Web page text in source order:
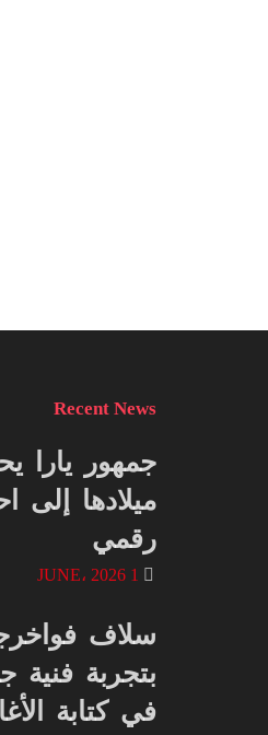
Recent News
جمهور يارا
ميلادها إلى
رقمي
سلاف
بتجربة فنية
في كتابة